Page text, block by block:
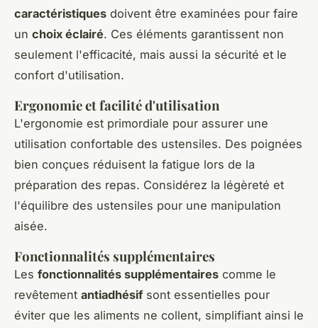
caractéristiques doivent être examinées pour faire
un choix éclairé. Ces éléments garantissent non
seulement l'efficacité, mais aussi la sécurité et le
confort d'utilisation.
Ergonomie et facilité d'utilisation
L'ergonomie est primordiale pour assurer une
utilisation confortable des ustensiles. Des poignées
bien conçues réduisent la fatigue lors de la
préparation des repas. Considérez la légèreté et
l'équilibre des ustensiles pour une manipulation
aisée.
Fonctionnalités supplémentaires
Les fonctionnalités supplémentaires comme le
revêtement antiadhésifsont essentielles pour
éviter que les aliments ne collent, simplifiant ainsi le